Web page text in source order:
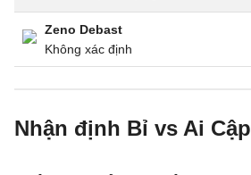
Zeno Debast
Không xác định
Nhận định Bỉ vs Ai Cập